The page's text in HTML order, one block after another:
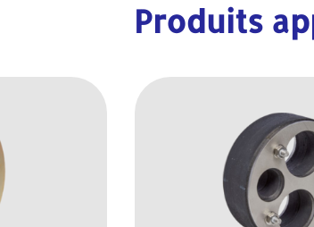
Produits